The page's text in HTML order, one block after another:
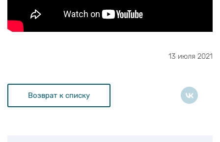
13 июля 2021
Возврат к списку